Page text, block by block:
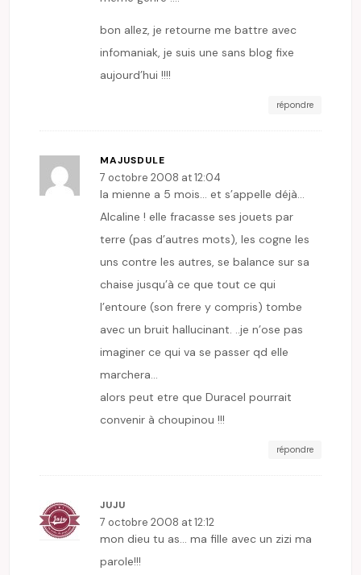
bon allez, je retourne me battre avec
infomaniak, je suis une sans blog fixe
aujourd’hui !!!!
répondre
MAJUSDULE
7 octobre 2008 at 12:04
la mienne a 5 mois… et s’appelle déjà…
Alcaline ! elle fracasse ses jouets par
terre (pas d’autres mots), les cogne les
uns contre les autres, se balance sur sa
chaise jusqu’à ce que tout ce qui
l’entoure (son frere y compris) tombe
avec un bruit hallucinant. ..je n’ose pas
imaginer ce qui va se passer qd elle
marchera…
alors peut etre que Duracel pourrait
convenir à choupinou !!!
répondre
JUJU
7 octobre 2008 at 12:12
mon dieu tu as… ma fille avec un zizi ma
parole!!!